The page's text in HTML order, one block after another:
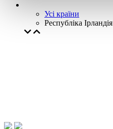
Усі країни
Республіка Ірландія